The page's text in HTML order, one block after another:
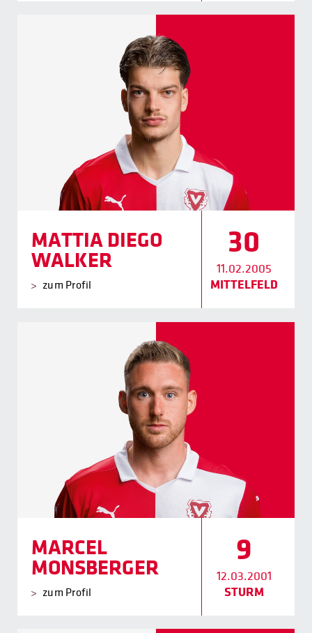
MATTIA DIEGO
WALKER
zum Profil
30
11.02.2005
MITTELFELD
MARCEL
MONSBERGER
zum Profil
9
12.03.2001
STURM